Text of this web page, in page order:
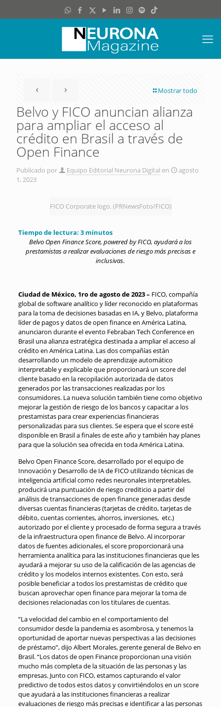
Mostrar todo
Belvo y FICO anuncian alianza
para ampliar el acceso al
crédito en Brasil a través de
Open Finance
Publicado por Equipo Editorial Neurona Digital en
agosto
1, 2023
FICO Corporate logo. (PRNewsFoto/FICO)
Tiempo de lectura: 3 minutos
Belvo Open Finance Score, powered by FICO, ayudará a los
prestamistas a realizar evaluaciones de riesgo más precisas e
inclusivas.
Ciudad de México, 1ro de agosto de 2023 – FICO, compañía
global de software analítico y líder reconocido en plataformas
para la toma de decisiones basadas en IA, y Belvo, plataforma
líder de pagos y datos de open finance en América Latina,
anunciaron durante el evento Febraban Tech Conference en
Brasil una alianza estratégica destinada a ampliar el acceso al
crédito en América Latina. Las dos compañías están
desarrollando un modelo de aprendizaje automático
interpretable y explicable que proporcionará un score del
cliente basado en la recopilación autorizada de datos
generados por las transacciones realizadas por los
consumidores. La nueva solución también tiene como objetivo
mejorar la gestión de riesgo de los bancos y capacitar a los
prestamistas para crear experiencias financieras
personalizadas para sus clientes. Se espera que el score esté
disponible en Brasil a finales de este año y también hay planes
para que la solución sea ofrecida en toda América Latina.
Belvo Open Finance Score, desarrollado por el equipo de
Innovación y Desarrollo de IA de FICO utilizando técnicas de
inteligencia artificial como redes neuronales interpretables,
producirá una puntuación de riesgo crediticio a partir del
análisis de transacciones de open finance generadas desde
diversas cuentas financieras (tarjetas de crédito, tarjetas de
débito, cuentas corrientes, ahorros, inversiones, etc.)
autorizado por el cliente y procesado de forma segura a través
de la infraestructura open finance de Belvo. Al incorporar
datos de fuentes adicionales, el score proporcionará una
herramienta analítica para las instituciones financieras que les
ayudará a mejorar su uso de la calificación de las agencias de
crédito y los modelos internos existentes. Con esto, será
posible beneficiar a todos los prestamistas de crédito que
buscan aprovechar open finance para mejorar la toma de
decisiones relacionadas con los titulares de cuentas.
“La velocidad del cambio en el comportamiento del
consumidor desde la pandemia es asombrosa, y tenemos la
oportunidad de aportar nuevas perspectivas a las decisiones
de préstamo”, dijo Albert Morales, gerente general de Belvo en
Brasil. “Los datos de open Finance proporcionan una visión
mucho más completa de la situación de las personas y las
empresas. Junto con FICO, estamos capturando el valor
predictivo de todos estos datos y convirtiéndolos en un score
que ayudará a las instituciones financieras a realizar
evaluaciones de riesgo más precisas e identificar a las personas